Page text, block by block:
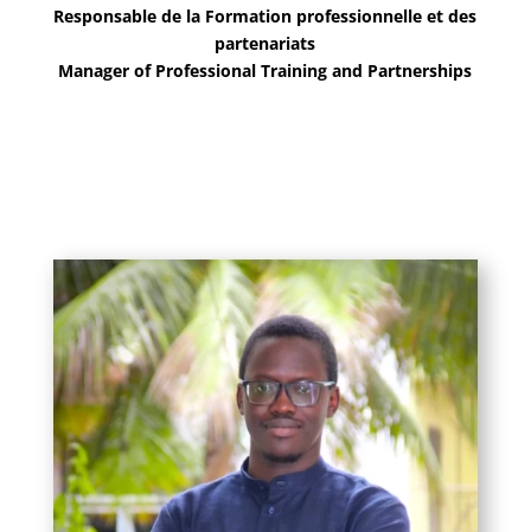
Responsable de la Formation professionnelle et des
partenariats
Manager of Professional Training and Partnerships